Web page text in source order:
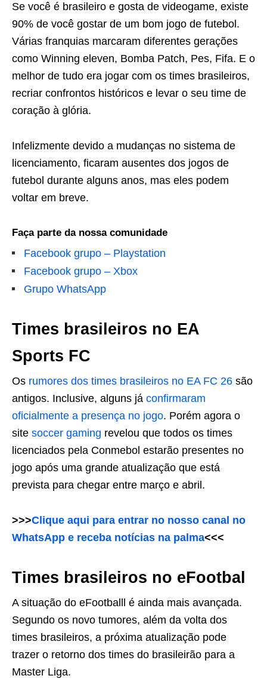
Se você é brasileiro e gosta de videogame, existe
90% de você gostar de um bom jogo de futebol.
Várias franquias marcaram diferentes gerações
como Winning eleven, Bomba Patch, Pes, Fifa. E o
melhor de tudo era jogar com os times brasileiros,
recriar confrontos históricos e levar o seu time de
coração à glória.
Infelizmente devido a mudanças no sistema de
licenciamento, ficaram ausentes dos jogos de
futebol durante alguns anos, mas eles podem
voltar em breve.
Faça parte da nossa comunidade
Facebook grupo – Playstation
Facebook grupo – Xbox
Grupo WhatsApp
Times brasileiros no EA
Sports FC
Os rumores dos times brasileiros no EA FC 26 são
antigos. Inclusive, alguns já confirmaram
oficialmente a presença no jogo. Porém agora o
site soccer gaming revelou que todos os times
licenciados pela Conmebol estarão presentes no
jogo após uma grande atualização que está
prevista para chegar entre março e abril.
>>>Clique aqui para entrar no nosso canal no
WhatsApp e receba notícias na palma<<<
Times brasileiros no eFootbal
A situação do eFootballl é ainda mais avançada.
Segundo os novo tumores, além da volta dos
times brasileiros, a próxima atualização pode
trazer o retorno dos times do brasileirão para a
Master Liga.